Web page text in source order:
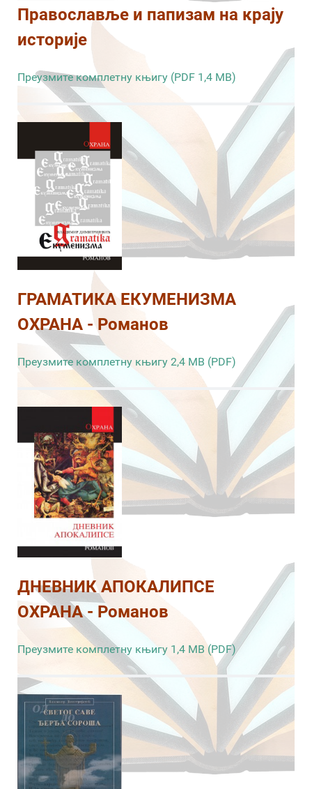
Православље и папизам на крају
историје
Преузмите комплетну књигу (PDF 1,4 MB)
ГРАМАТИКА ЕКУМЕНИЗМА
ОХРАНА - Романов
Преузмите комплетну књигу 2,4 MB (PDF)
ДНЕВНИК АПОКАЛИПСЕ
ОХРАНА - Романов
Преузмите комплетну књигу 1,4 MB (PDF)